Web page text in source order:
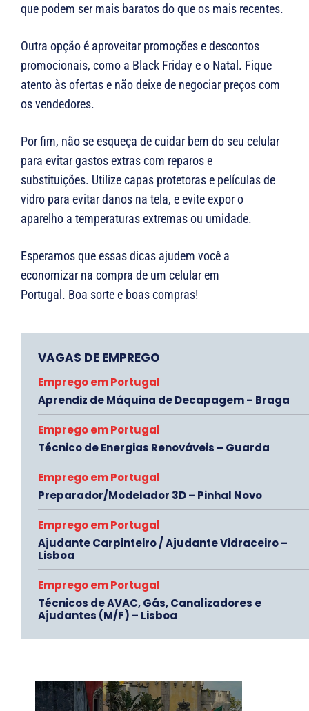
que podem ser mais baratos do que os mais recentes.
Outra opção é aproveitar promoções e descontos
promocionais, como a Black Friday e o Natal. Fique
atento às ofertas e não deixe de negociar preços com
os vendedores.
Por fim, não se esqueça de cuidar bem do seu celular
para evitar gastos extras com reparos e
substituições. Utilize capas protetoras e películas de
vidro para evitar danos na tela, e evite expor o
aparelho a temperaturas extremas ou umidade.
Esperamos que essas dicas ajudem você a
economizar na compra de um celular em
Portugal. Boa sorte e boas compras!
VAGAS DE EMPREGO
Emprego em Portugal
Aprendiz de Máquina de Decapagem – Braga
Emprego em Portugal
Técnico de Energias Renováveis – Guarda
Emprego em Portugal
Preparador/Modelador 3D – Pinhal Novo
Emprego em Portugal
Ajudante Carpinteiro / Ajudante Vidraceiro –
Lisboa
Emprego em Portugal
Técnicos de AVAC, Gás, Canalizadores e
Ajudantes (M/F) – Lisboa